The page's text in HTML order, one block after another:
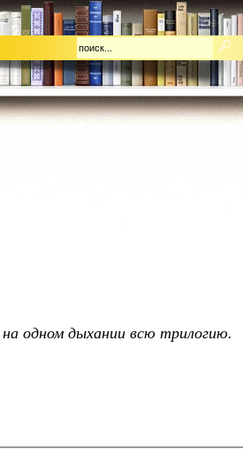
одном дыхании всю трилогию.